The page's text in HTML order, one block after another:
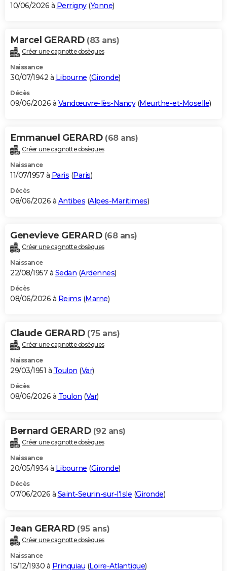
10/06/2026 à Perrigny(Yonne)
Marcel GERARD (83 ans)
Créer une cagnotte obsèques
Naissance
30/07/1942 à Libourne (Gironde)
Décès
09/06/2026 à Vandœuvre-lès-Nancy(Meurthe-et-Moselle)
Emmanuel GERARD (68 ans)
Créer une cagnotte obsèques
Naissance
11/07/1957 à Paris (Paris)
Décès
08/06/2026 à Antibes (Alpes-Maritimes)
Genevieve GERARD (68 ans)
Créer une cagnotte obsèques
Naissance
22/08/1957 à Sedan (Ardennes)
Décès
08/06/2026 à Reims (Marne)
Claude GERARD (75 ans)
Créer une cagnotte obsèques
Naissance
29/03/1951 à Toulon (Var)
Décès
08/06/2026 à Toulon (Var)
Bernard GERARD (92 ans)
Créer une cagnotte obsèques
Naissance
20/05/1934 à Libourne (Gironde)
Décès
07/06/2026 à Saint-Seurin-sur-l'Isle (Gironde)
Jean GERARD (95 ans)
Créer une cagnotte obsèques
Naissance
15/12/1930 à Prinquiau (Loire-Atlantique)